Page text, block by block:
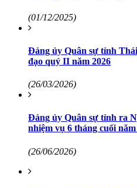
(01/12/2025)
Đảng ủy Quân sự tỉnh
đạo quý II năm 2026
(26/03/2026)
Đảng ủy Quân sự tỉnh ra
nhiệm vụ 6 tháng cuối năm
(26/06/2026)